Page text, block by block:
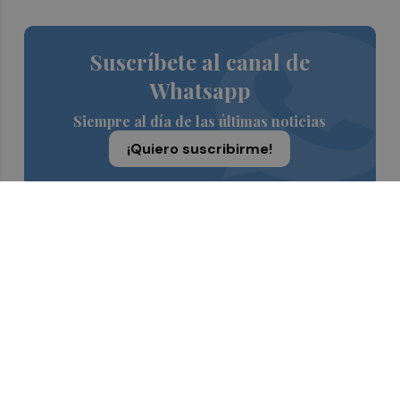
Suscríbete al canal de
Whatsapp
Siempre al día de las últimas noticias
¡Quiero suscribirme!